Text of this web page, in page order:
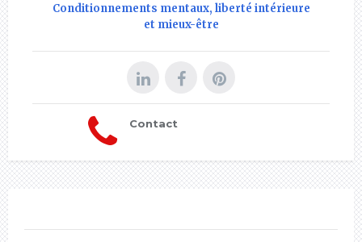
Conditionnements mentaux, liberté intérieure
et mieux-être
Contact